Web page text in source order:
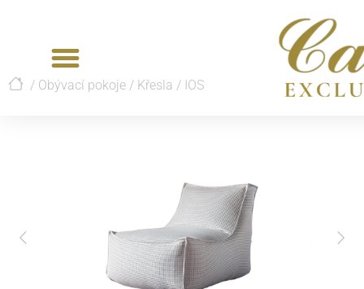
/ Obývací pokoje / Křesla / IOS